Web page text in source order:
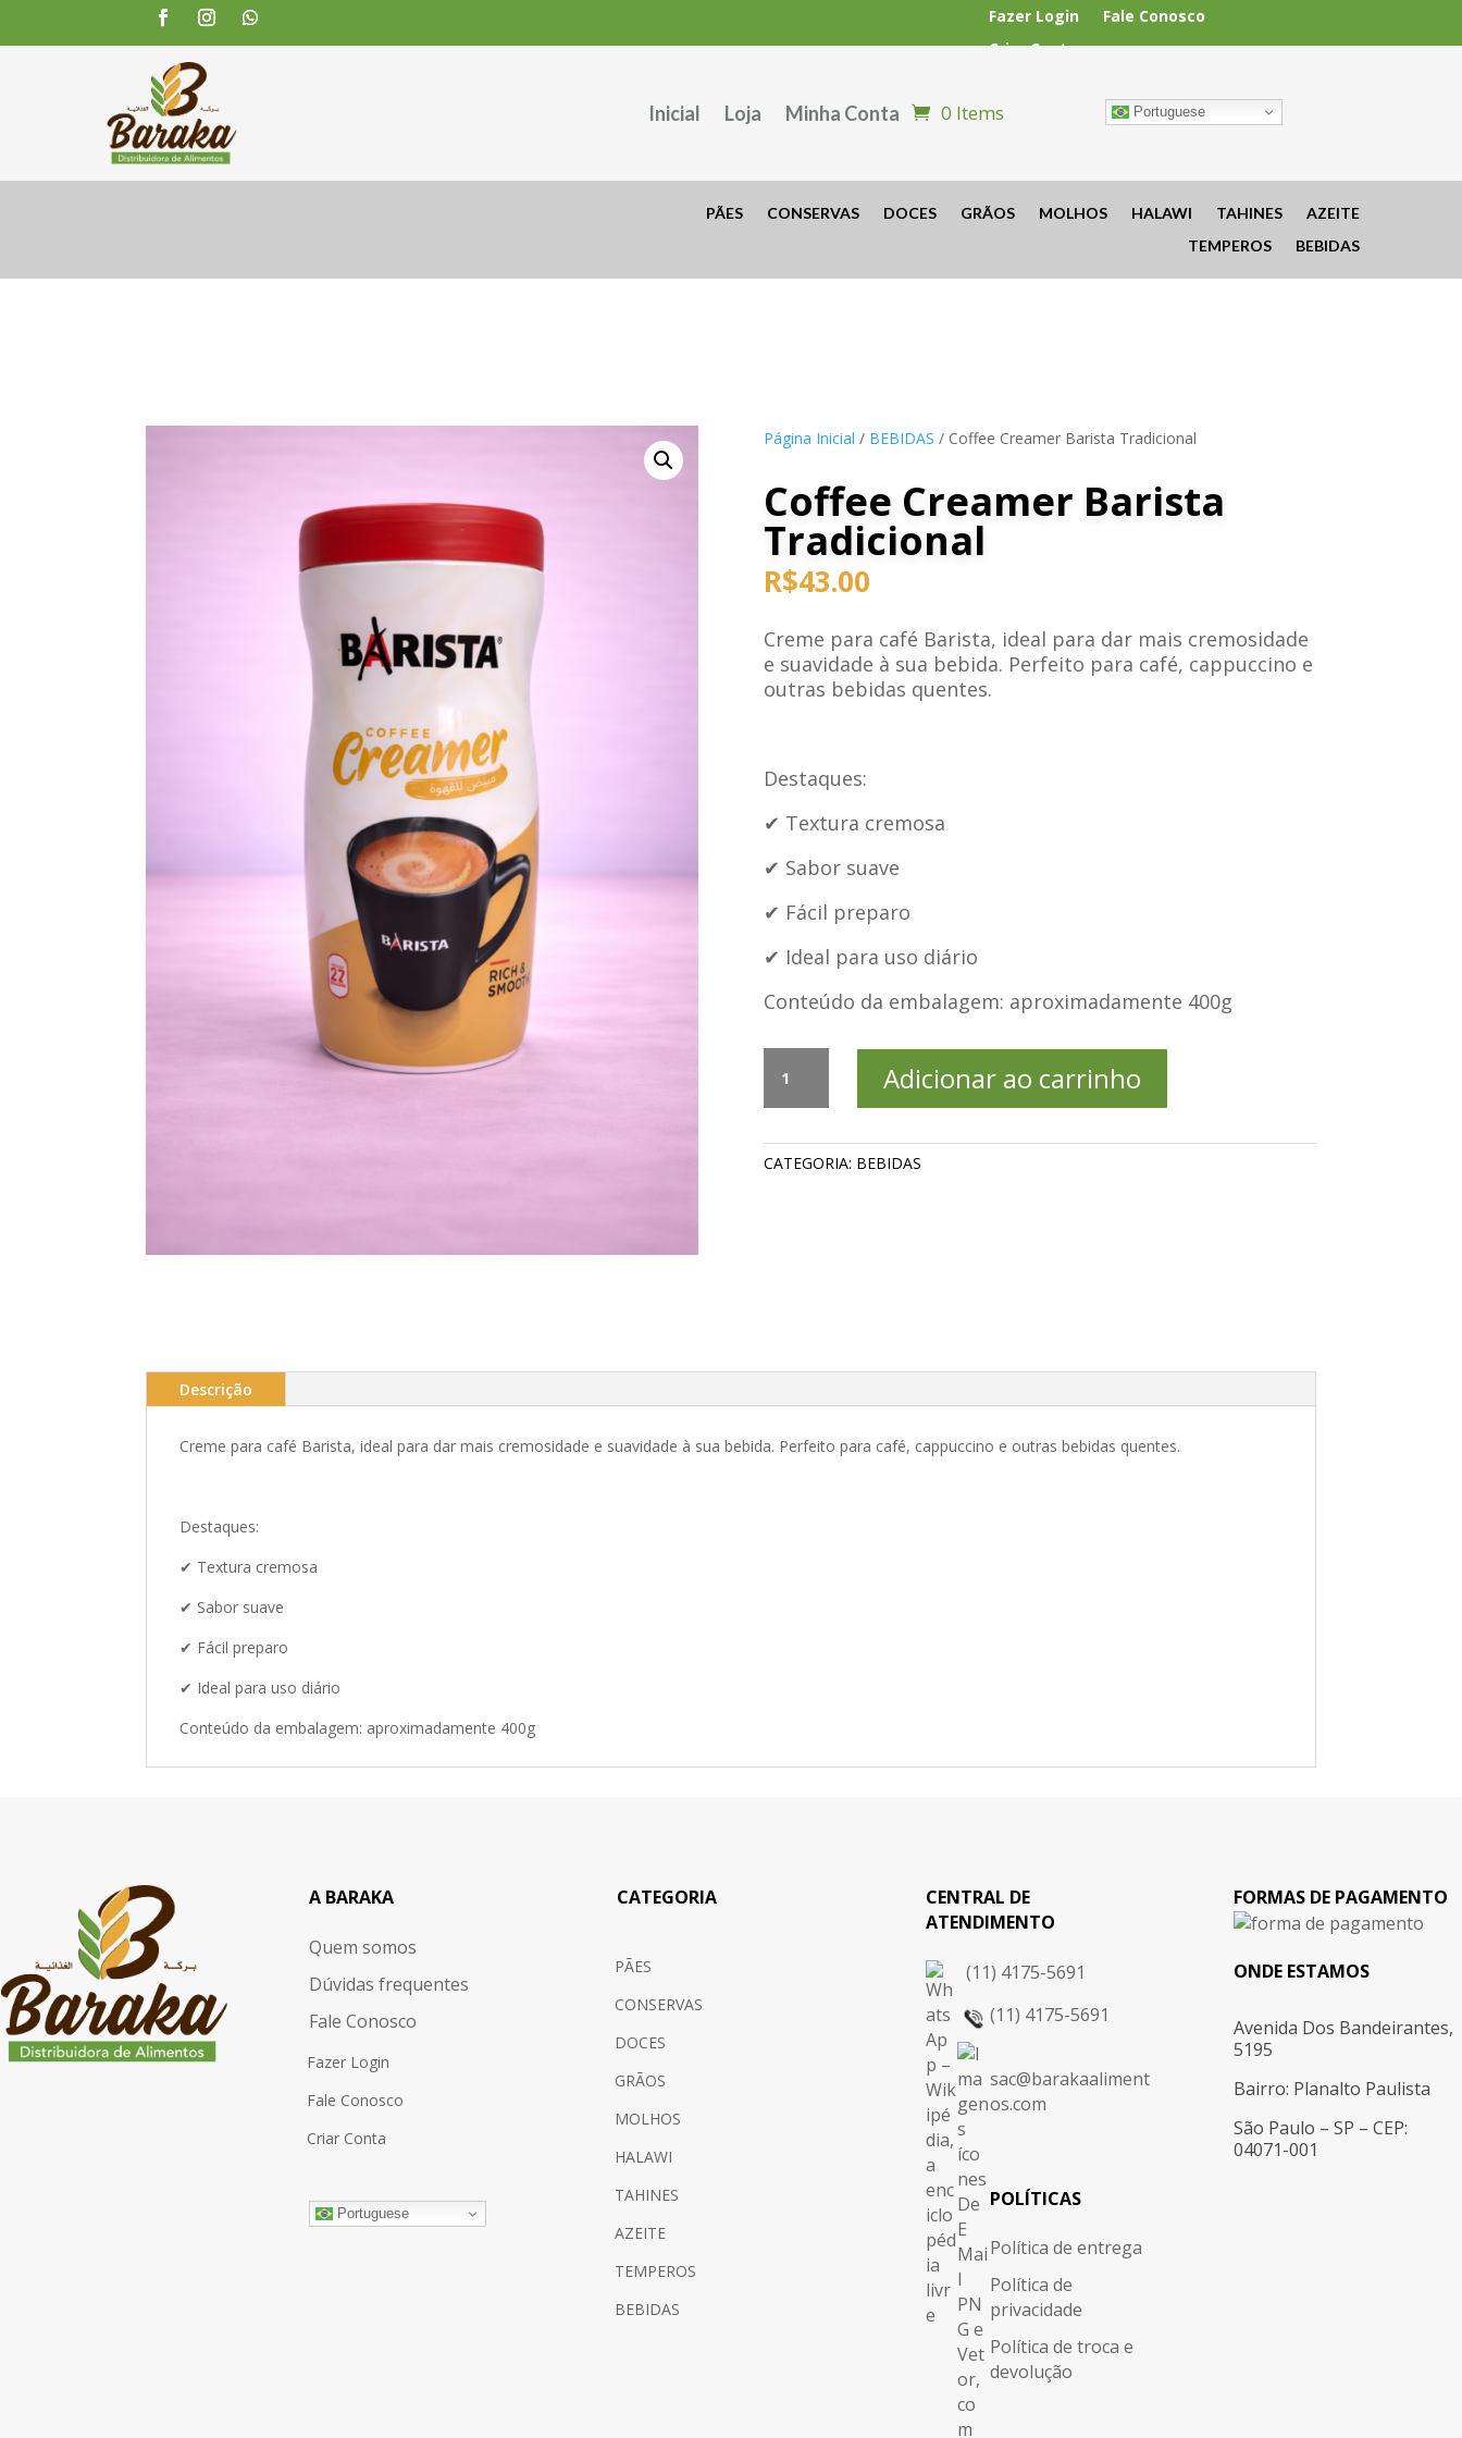
Fazer Login
Fale Conosco
Criar Conta
Inicial Loja Minha Conta 0 Items Portuguese
PÃES CONSERVAS DOCES GRÃOS MOLHOS HALAWI TAHINES
AZEITE
TEMPEROS
BEBIDAS
Página Inicial / BEBIDAS / Coffee Creamer Barista Tradicional
Coffee Creamer Barista
Tradicional
R$43.00
Creme para café Barista, ideal para dar mais cremosidade
e suavidade à sua bebida. Perfeito para café, cappuccino e
outras bebidas quentes.
Destaques:
✔ Textura cremosa
✔ Sabor suave
✔ Fácil preparo
✔ Ideal para uso diário
Conteúdo da embalagem: aproximadamente 400g
Creamer
Barista
quantidade
Adicionar ao carrinho
CATEGORIA: BEBIDAS
Descrição
Creme para café Barista, ideal para dar mais cremosidade e suavidade à sua bebida. Perfeito para café, cappuccino e outras bebidas quentes.
Destaques:
✔ Textura cremosa
✔ Sabor suave
✔ Fácil preparo
✔ Ideal para uso diário
Conteúdo da embalagem: aproximadamente 400g
A BARAKA
Quem somos
Dúvidas frequentes
Fale Conosco
Fazer Login
Fale Conosco
Criar Conta
Portuguese
CATEGORIA
PÃES
CONSERVAS
DOCES
GRÃOS
MOLHOS
HALAWI
TAHINES
AZEITE
TEMPEROS
BEBIDAS
CENTRAL DE
ATENDIMENTO
(11) 4175-5691
(11) 4175-5691
sac@barakaaliment
os.com
POLÍTICAS
Política de entrega
Política de
privacidade
Política de troca e
devolução
FORMAS DE PAGAMENTO
ONDE ESTAMOS
Avenida Dos Bandeirantes,
5195
Bairro: Planalto Paulista
São Paulo – SP – CEP:
04071-001